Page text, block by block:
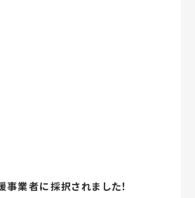
業者に採択されました！